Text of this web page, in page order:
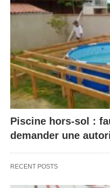
Piscine hors-sol :
demander une
RECENT POSTS